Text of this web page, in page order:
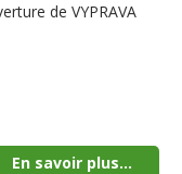
de VYPRAVA
En savoir plus...